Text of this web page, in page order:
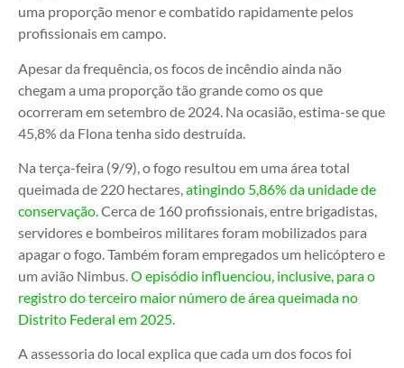
uma proporção menor e combatido rapidamente pelos
profissionais em campo.
Apesar da frequência, os focos de incêndio ainda não
chegam a uma proporção tão grande como os que
ocorreram em setembro de 2024. Na ocasião, estima-se que
45,8% da Flona tenha sido destruída.
Na terça-feira (9/9), o fogo resultou em uma área total
queimada de 220 hectares,atingindo 5,86% da unidade de
conservação. Cerca de 160 profissionais, entre brigadistas,
servidores e bombeiros militares foram mobilizados para
apagar o fogo. Também foram empregados um helicóptero e
um avião Nimbus.O episódio influenciou, inclusive, para o
registro do terceiro maior número de área queimada no
Distrito Federal em 2025.
A assessoria do local explica que cada um dos focos foi